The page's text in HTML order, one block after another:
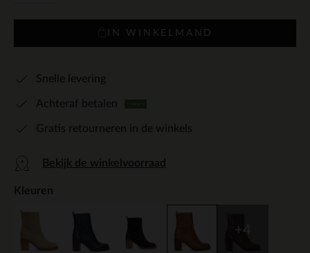
IN WINKELMAND
Snelle levering
Achteraf betalen
Gratis retourneren in de winkels
Bekijk de winkelvoorraad
Kleuren
+4